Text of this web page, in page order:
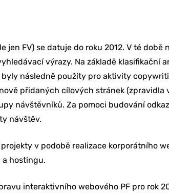
FV) se datuje do roku 2012. V té
výrazy. Na základě
následně použity pro aktivity
přidaných cílových stránek
návštěvníků. Za pomoci budování
návštěv.
v podobě realizace korporátního
a hostingu.
interaktivního webového PF pro rok